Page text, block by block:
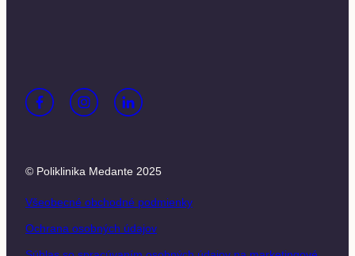
© Poliklinika Medante 2025
Všeobecné obchodné podmienky
Ochrana osobných údajov